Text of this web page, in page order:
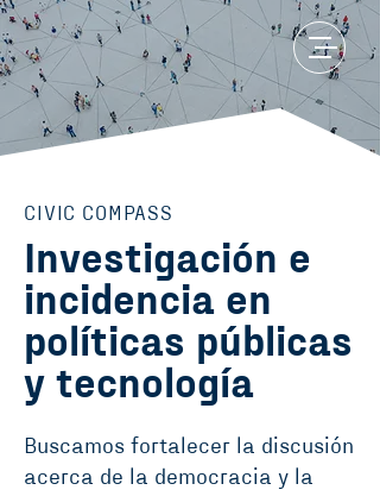
CIVIC COMPASS
Investigación e
incidencia en
políticas públicas
y tecnología
Buscamos fortalecer la discusión
acerca de la democracia y la